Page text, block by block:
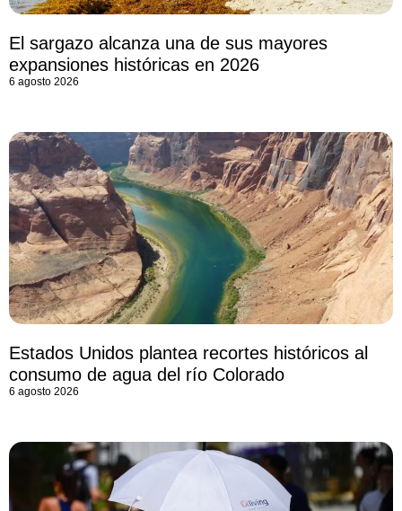
El sargazo alcanza una de sus mayores
expansiones históricas en 2026
6 agosto 2026
Estados Unidos plantea recortes históricos al
consumo de agua del río Colorado
6 agosto 2026